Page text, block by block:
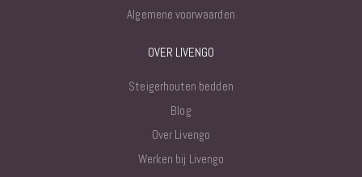
Algemene voorwaarden
OVER LIVENGO
Steigerhouten bedden
Blog
Over Livengo
Werken bij Livengo